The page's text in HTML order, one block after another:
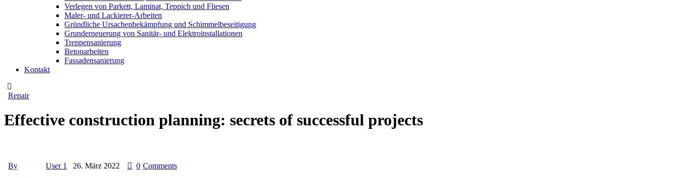
Verlegen von Parkett, Laminat, Teppich und Fliesen
Maler- und Lackierer-Arbeiten
Gründliche Ursachenbekämpfung und Schimmelbeseitigung
Grunderneuerung von Sanitär- und Elektroinstallationen
Treppensanierung
Betonarbeiten
Fassadensanierung
Kontakt
Repair
Effective construction planning: secrets of successful projects
By User 1 26. März 2022 0 Comments